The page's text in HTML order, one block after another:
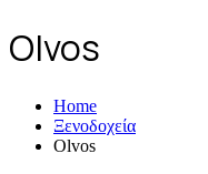
Olvos
Home
Ξενοδοχεία
Olvos